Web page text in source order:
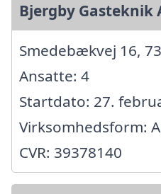
Bjergby Gasteknik
Smedebækvej 16,
Ansatte: 4
Startdato: 27.
Virksomhedsform:
CVR: 39378140